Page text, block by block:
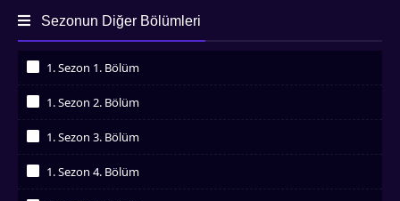
Sezonun Diğer Bölümleri
1. Sezon 1. Bölüm
1. Sezon 2. Bölüm
1. Sezon 3. Bölüm
1. Sezon 4. Bölüm